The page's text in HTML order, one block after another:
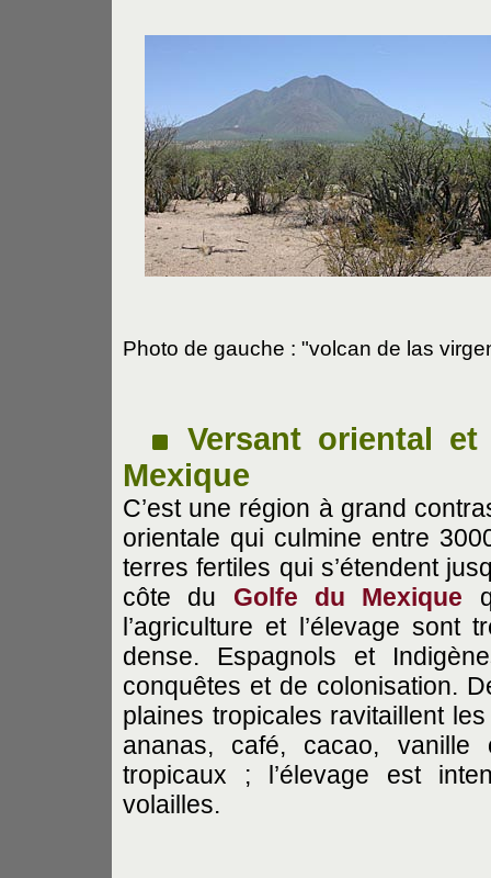
Photo de gauche : "volcan de las
Versant oriental
Mexique
C’est une région à grand
orientale qui culmine entre
terres fertiles qui s’étendent
côte du Golfe du Mexique
l’agriculture et l’élevage sont
dense. Espagnols et
conquêtes et de colonisation.
plaines tropicales ravitaillent
ananas, café, cacao, vanille
tropicaux ; l’élevage est
volailles.